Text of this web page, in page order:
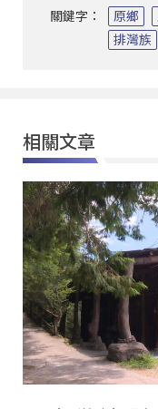
關鍵字： 原鄉
排灣族
相關文章